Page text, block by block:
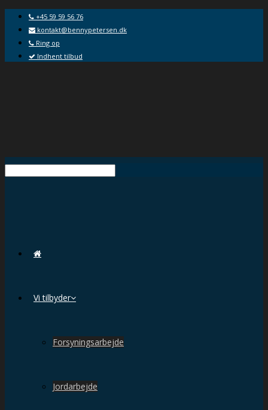
+45 59 59 56 76
kontakt@bennypetersen.dk
Ring op
Indhent tilbud
Vi tilbyder
Forsyningsarbejde
Jordarbejde